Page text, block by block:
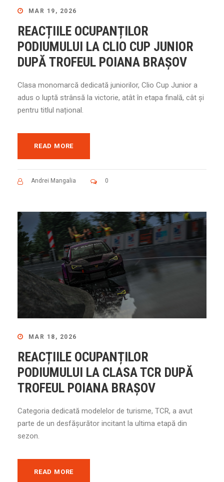
MAR 19, 2026
REACȚIILE OCUPANȚILOR
PODIUMULUI LA CLIO CUP JUNIOR
DUPĂ TROFEUL POIANA BRAȘOV
Clasa monomarcă dedicată juniorilor, Clio Cup Junior a
adus o luptă strânsă la victorie, atât în etapa finală, cât și
pentru titlul național.
READ MORE
Andrei Mangalia 0
MAR 18, 2026
REACȚIILE OCUPANȚILOR
PODIUMULUI LA CLASA TCR DUPĂ
TROFEUL POIANA BRAȘOV
Categoria dedicată modelelor de turisme, TCR, a avut
parte de un desfășurător incitant la ultima etapă din
sezon.
READ MORE